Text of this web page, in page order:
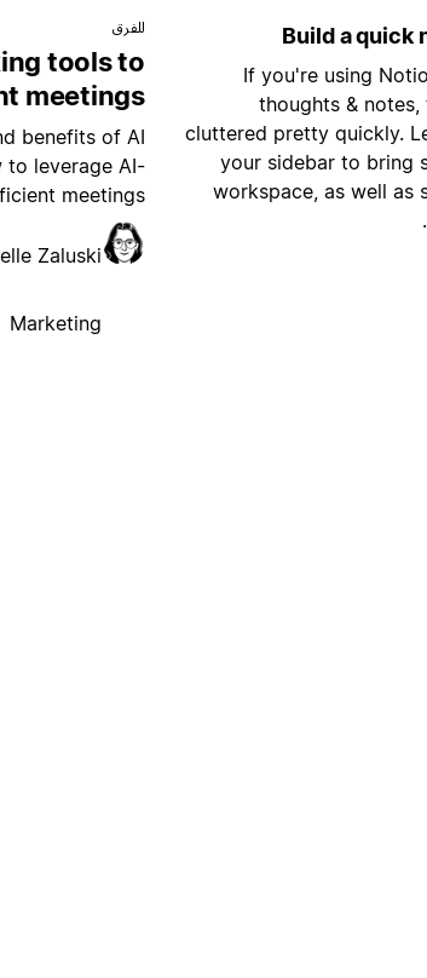
Build a quick
If you're using
thoughts &
cluttered pretty quickly.
your sidebar to bring
workspace, as well as
للفرق
tools to
meetings
benefits of AI
to leverage AI-
meetings.
Zaluski
Marketing